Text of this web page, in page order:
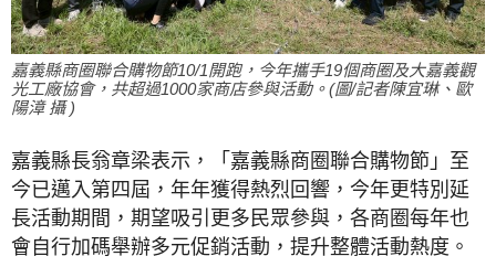
嘉義縣商圈聯合購物節10/1開跑，今年攜手19個商圈及大嘉義觀
光工廠協會，共超過1000家商店參與活動。(圖/記者陳宜琳、歐
陽漳 攝 )
嘉義縣長翁章梁表示，「嘉義縣商圈聯合購物節」至
今已邁入第四屆，年年獲得熱烈回響，今年更特別延
長活動期間，期望吸引更多民眾參與，各商圈每年也
會自行加碼舉辦多元促銷活動，提升整體活動熱度。